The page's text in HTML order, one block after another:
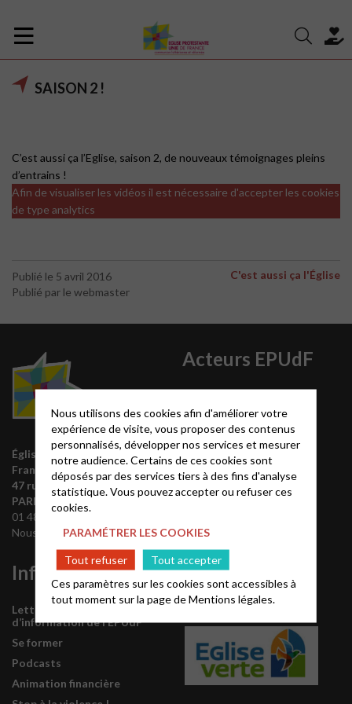
SAISON 2 !
C’est aussi ça l’Eglise, saison 2, de nouveaux témoignages pleins
d’entrains !
Afin de visualiser les vidéos il est nécessaire d'accepter les cookies
de type analytics
Publié le 5 avril 2016
Publié par le webmaster
C'est aussi ça l'Église
Église protestante unie de
France
47 rue de Clichy 75009
PARIS
01 48 74 90 92
Nous contacter
Acteurs EPUdF
Liste des régions
Annuaire EPUdF
Synodes et décisions
Déclarer sa foi
Partenaires
Tutoriels
Informations
Lettre mensuelle
d’information de l’EPUdF
Se former
Podcasts
Animation financière
L’Eglise est
labellisée
Nous utilisons des cookies afin d'améliorer votre
expérience de visite, vous proposer des contenus
personnalisés, développer nos services et mesurer
notre audience. Certains de ces cookies sont
déposés par des services tiers à des fins d'analyse
statistique. Vous pouvez accepter ou refuser ces
cookies.
PARAMÉTRER LES COOKIES
Tout refuser
Tout accepter
Ces paramètres sur les cookies sont accessibles à
tout moment sur la page deMentions légales.